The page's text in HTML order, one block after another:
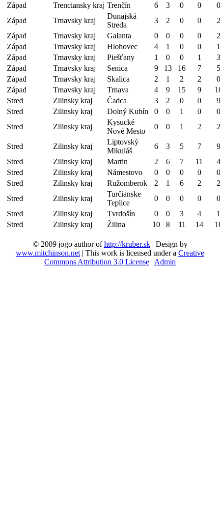
Západ
Trenciansky kraj Trenčín 6 3 0 0
0
Západ
Trnavsky kraj
Dunajská
Streda
3 2 0 0
2
Západ
Trnavsky kraj Galanta 0 0 0 0
2
Západ
Trnavsky kraj Hlohovec 4 1 0 0
1
Západ
Trnavsky kraj Piešťany 1 0 0 1
3
Západ
Trnavsky kraj Senica 9 13 16 7
5
Západ
Trnavsky kraj Skalica 2 1 2 2
0
Západ
Trnavsky kraj Trnava 4 9 15 9
Stred
Zilinsky kraj Čadca 3 2 0 0
9
Stred
Zilinsky kraj Dolný Kubín 0 0 1 0
0
Stred
Zilinsky kraj
Kysucké
Nové Mesto
0 0 1 2 2
Stred Zilinsky kraj
Liptovský
Mikuláš
6 3 5 7
9
Stred
Zilinsky kraj Martin 2 6 7 11
4
Stred
Zilinsky kraj Námestovo 0 0 0 0
0
Stred
Zilinsky kraj Ružomberok 2 1 6 2
2
Stred
Zilinsky kraj
Turčianske
Teplice
0 0 0 0
0
Stred
Zilinsky kraj Tvrdošín 0 0 3 4
1
Stred
Zilinsky kraj Žilina 10 8 11 14
© 2009 jogo author ofhttp://kruber.sk| Design by
www.mitchinson.net | This work is licensed under a Creative
Commons Attribution 3.0 License | Admin